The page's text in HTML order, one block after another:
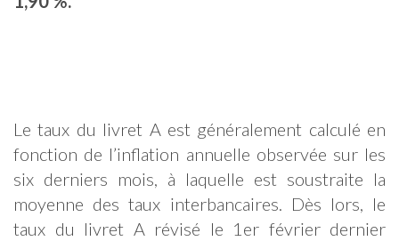
Le taux du livret A est généralement calculé en
fonction de l’inflation annuelle observée sur les
six derniers mois, à laquelle est soustraite la
moyenne des taux interbancaires. Dès lors, le
taux du livret A révisé le 1er février dernier